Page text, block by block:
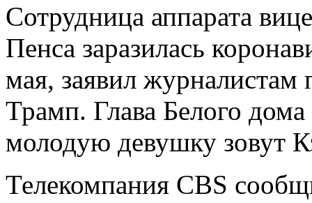
Сотрудница аппарата
Пенса заразилась
мая, заявил
Трамп. Глава Белого
молодую девушку зовут
Телекомпания CBS